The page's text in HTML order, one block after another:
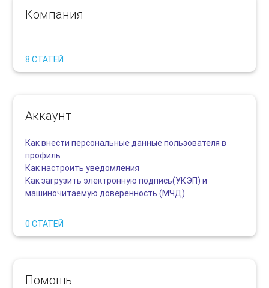
Компания
8 СТАТЕЙ
Аккаунт
Как внести персональные данные пользователя в
профиль
Как настроить уведомления
Как загрузить электронную подпись(УКЭП) и
машиночитаемую доверенность (МЧД)
0 СТАТЕЙ
Помощь